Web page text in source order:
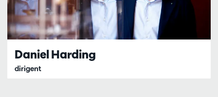
Daniel Harding
dirigent